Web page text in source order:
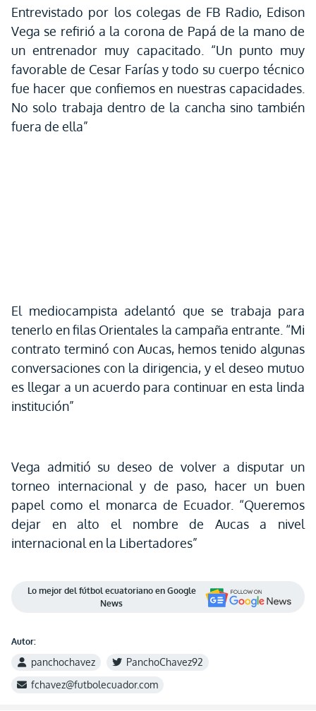
Entrevistado por los colegas de FB Radio, Edison
Vega se refirió a la corona de Papá de la mano de
un entrenador muy capacitado. “Un punto muy
favorable de Cesar Farías y todo su cuerpo técnico
fue hacer que confiemos en nuestras capacidades.
No solo trabaja dentro de la cancha sino también
fuera de ella”
El mediocampista adelantó que se trabaja para
tenerlo en filas Orientales la campaña entrante. “Mi
contrato terminó con Aucas, hemos tenido algunas
conversaciones con la dirigencia, y el deseo mutuo
es llegar a un acuerdo para continuar en esta linda
institución”
Vega admitió su deseo de volver a disputar un
torneo internacional y de paso, hacer un buen
papel como el monarca de Ecuador. “Queremos
dejar en alto el nombre de Aucas a nivel
internacional en la Libertadores”
Lo mejor del fútbol ecuatoriano en Google
News
Autor:
panchochavez
PanchoChavez92
fchavez@futbolecuador.com